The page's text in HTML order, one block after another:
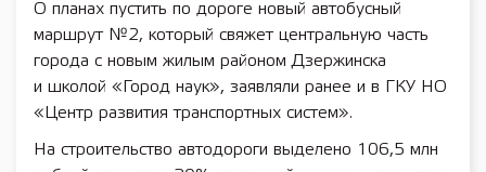
О планах пустить по дороге новый автобусный
маршрут №2, который свяжет центральную часть
города с новым жилым районом Дзержинска
и школой «Город наук», заявляли ранее и в ГКУ НО
«Центр развития транспортных систем».
На строительство автодороги выделено 106,5 млн